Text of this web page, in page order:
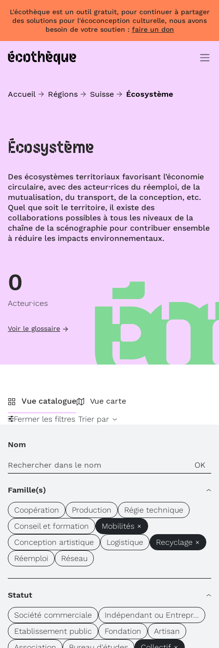
L'écothèque est un outil gratuit, pour continuer à partager
des solutions pour l'écoconception culturelle, nous avons
besoin de votre soutien : faire un don
Accueil Régions Suisse Écosystème
Écosystème
Des écosystèmes territoriaux favorisant l’économie
circulaire, avec des acteur·rices du réemploi, de la
mutualisation, du transport, de la conception, etc.
Quel que soit le territoire, il existe des
collaborations possibles à tous les niveaux de la
chaîne de la scénographie pour contribuer ensemble
à réduire les impacts environnementaux.
0
Acteur·ices
Voir le glossaire
Vue catalogue
Vue carte
Fermer les filtres Trier par
Nom
Famille(s)
Coopération Production
Régie technique
Conseil et formation
Mobilités ×
Conception artistique
Logistique
Recyclage ×
Réemploi
Réseau
Statut
Société commerciale
Indépendant ou Entrepr...
Etablissement public
Fondation
Artisan